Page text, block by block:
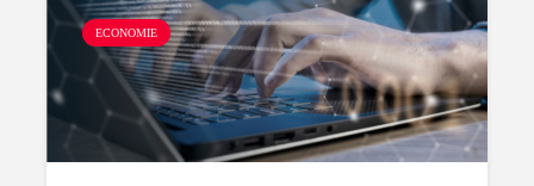
ECONOMIE